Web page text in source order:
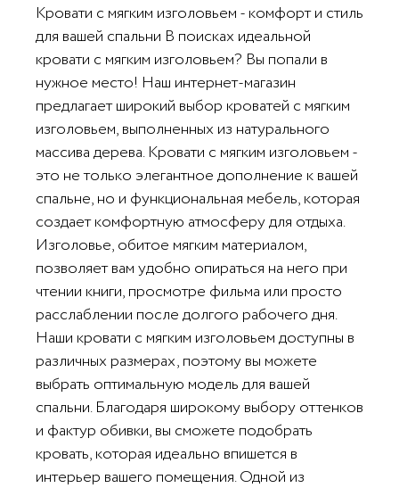
Заказать
консультацию
×
Обратная связь ×
Обратная связь ×
Кровати с мягким изголовьем - комфорт и стиль
для вашей спальни В поисках идеальной
кровати с мягким изголовьем? Вы попали в
нужное место! Наш интернет-магазин
предлагает широкий выбор кроватей с мягким
изголовьем, выполненных из натурального
массива дерева. Кровати с мягким изголовьем -
это не только элегантное дополнение к вашей
спальне, но и функциональная мебель, которая
создает комфортную атмосферу для отдыха.
Изголовье, обитое мягким материалом,
позволяет вам удобно опираться на него при
чтении книги, просмотре фильма или просто
расслаблении после долгого рабочего дня.
Наши кровати с мягким изголовьем доступны в
различных размерах, поэтому вы можете
выбрать оптимальную модель для вашей
спальни. Благодаря широкому выбору оттенков
и фактур обивки, вы сможете подобрать
кровать, которая идеально впишется в
интерьер вашего помещения. Одной из